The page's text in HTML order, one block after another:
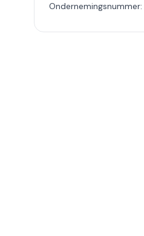
Ondernemingsnummer: